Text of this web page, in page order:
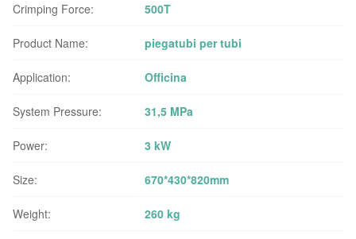
Crimping Force: 500T
Product Name: piegatubi per tubi
Application: Officina
System Pressure: 31,5 MPa
Power: 3 kW
Size: 670*430*820mm
Weight: 260 kg